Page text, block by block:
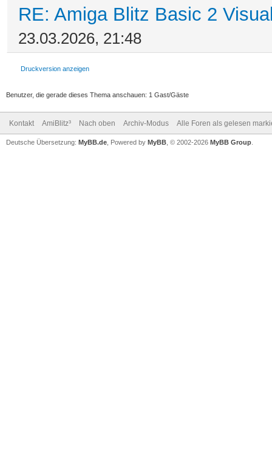
RE: Amiga Blitz Basic 2
23.03.2026, 21:48
Druckversion anzeigen
Benutzer, die gerade dieses Thema anschauen: 1 Gast/Gäste
Kontakt AmiBlitz³ Nach oben Archiv-Modus Alle Foren als gelesen
Deutsche Übersetzung: MyBB.de , Powered by MyBB , © 2002-2026 MyBB Group